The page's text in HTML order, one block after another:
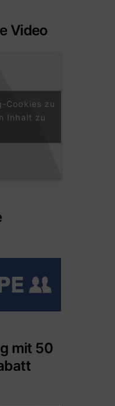
Video
Cookies zu
Inhalt zu
mit 50